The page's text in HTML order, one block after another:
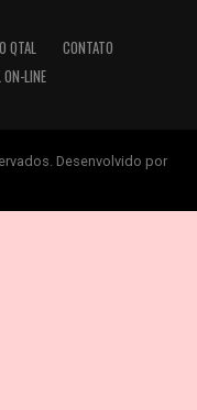
QTAL
CONTATO
ON-LINE
Desenvolvido por